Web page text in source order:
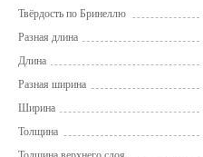
Твёрдость по Бринеллю
Разная длина
Длина
Разная ширина
Ширина
Толщина